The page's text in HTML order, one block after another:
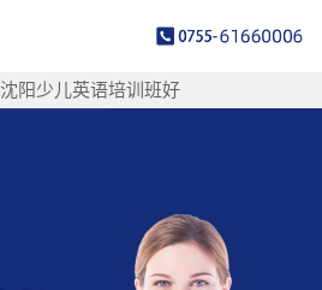
沈阳少儿英语培训班好